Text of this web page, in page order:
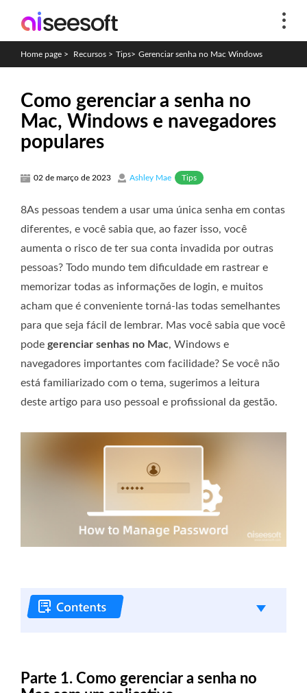
Home page > Recursos > Tips> Gerenciar senha no Mac Windows
Como gerenciar a senha no
Mac, Windows e navegadores
populares
02 de março de 2023 Ashley Mae Tips
8As pessoas tendem a usar uma única senha em contas
diferentes, e você sabia que, ao fazer isso, você
aumenta o risco de ter sua conta invadida por outras
pessoas? Todo mundo tem dificuldade em rastrear e
memorizar todas as informações de login, e muitos
acham que é conveniente torná-las todas semelhantes
para que seja fácil de lembrar. Mas você sabia que você
pode gerenciar senhas no Mac, Windows e
navegadores importantes com facilidade? Se você não
está familiarizado com o tema, sugerimos a leitura
deste artigo para uso pessoal e profissional da gestão.
Parte 1. Como gerenciar a senha no